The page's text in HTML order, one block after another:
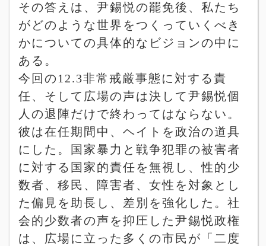
その答えは、尹錫悦の罷免後、私たち
がどのような世界をつくっていくべき
かについての具体的なビジョンの中に
ある。
今回の12.3非常戒厳事態に対する責
任、そして広場の声は決して尹錫悦個
人の退陣だけで終わってはならない。
彼は在任期間中、ヘイトを政治の道具
にした。国家暴力と戦争犯罪の被害者
に対する国家的責任を無視し、性的少
数者、移民、障害者、女性を対象とし
た偏見を助長し、差別を強化した。社
会的少数者の声を抑圧した尹錫悦政権
は、広場に立った多くの市民が「二度